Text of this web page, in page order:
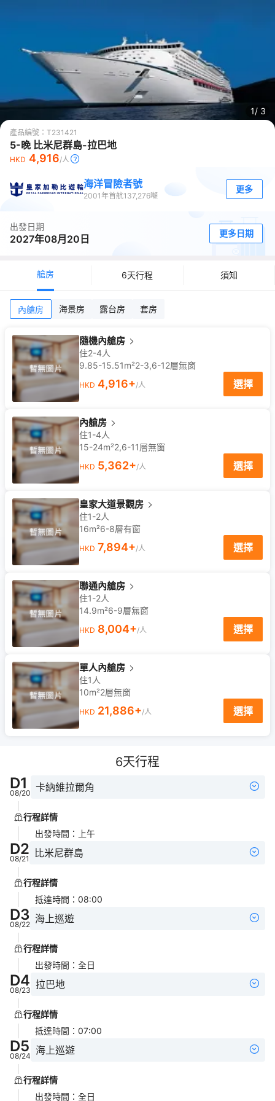
1/ 3
產品編號： T231421
5-晚 比米尼群島-拉巴地
HKD 4,916/人
海洋冒險者號
2001年首航137,276噸
更多
出發日期
2027年08月20日 更多日期
艙房 6天行程 須知
內艙房 海景房 露台房 套房
隨機內艙房
住2-4人
9.85-15.51m²2-3,6-12層無窗
HKD 4,916+/人 選擇
內艙房
住1-4人
15-24m²2,6-11層無窗
HKD 5,362+/人 選擇
皇家大道景觀房
住1-2人
16m²6-8層有窗
HKD 7,894+/人 選擇
聯通內艙房
住1-2人
14.9m²6-9層無窗
HKD 8,004+/人 選擇
單人內艙房
住1人
10m²2層無窗
HKD 21,886+/人 選擇
6天行程
D1
08/20 卡納維拉爾角
行程詳情
出發時間 ： 上午
D2
08/21 比米尼群島
行程詳情
抵達時間 ： 08:00
D3
08/22 海上巡遊
行程詳情
出發時間 ： 全日
D4
08/23 拉巴地
行程詳情
抵達時間 ： 07:00
D5
08/24 海上巡遊
行程詳情
出發時間 ： 全日